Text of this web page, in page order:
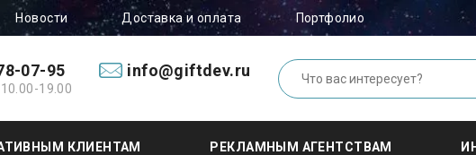
Новости Доставка и оплата Портфолио
07-95
19.00
info@giftdev.ru
КЛИЕНТАМ РЕКЛАМНЫМ АГЕНТСТВАМ